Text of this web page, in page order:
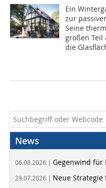
Ein
zur
Seine
großen Teil
die
News
06.08.2026 | Gegenwind für
29.07.2026 | Neue